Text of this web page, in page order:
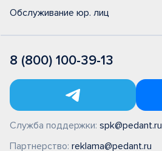
Обслуживание юр. лиц
8 (800) 100-39-13
Служба поддержки: spk@pedant.ru
Партнерство: reklama@pedant.ru